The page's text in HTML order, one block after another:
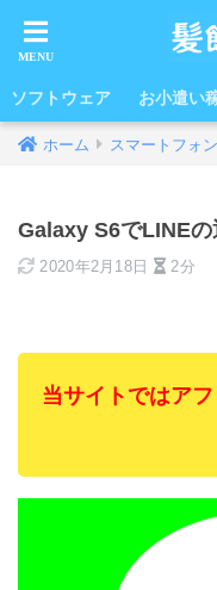
ソフトウェア お小遣い
ホーム スマートフォン
Galaxy S6でLINE
2020年2月18日 2分
当サイトではア